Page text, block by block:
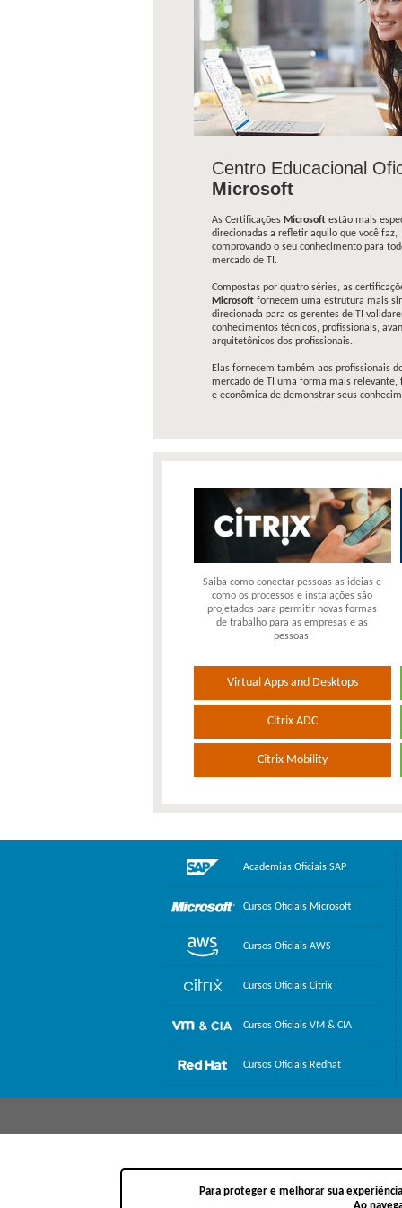
Para proteger e melhorar sua
17/08/26
98002
98031 Building Data Lakes on AWS
98010 Developing on AWS
17/08/26
98040 Generative AI for Executives
17/08/26
98028 Practical Data Science with
17/08/26
98023 Security Engineering on AWS
Centro Educacional
Microsoft
As Certificações Microsoftestão mais
direcionadas a refletir aquilo que você faz,
comprovando o seu conhecimento para
mercado de TI.
Compostas por quatro séries, as
Microsoftfornecem uma estrutura mais
direcionada para os gerentes de TI
conhecimentos técnicos, profissionais,
arquitetônicos dos profissionais.
Elas fornecem também aos profissionais
mercado de TI uma forma mais relevante,
e econômica de demonstrar seus
Saiba como conectar pessoas as ideias e
como os processos e instalações são
projetados para permitir novas formas
de trabalho para as empresas e as
pessoas.
Virtual Apps and Desktops
Citrix ADC
Citrix Mobility
Academias Oficiais SAP
Cursos Oficiais Microsoft
Cursos Oficiais AWS
Cursos Oficiais Citrix
Cursos Oficiais VM & CIA
Cursos Oficiais Redhat